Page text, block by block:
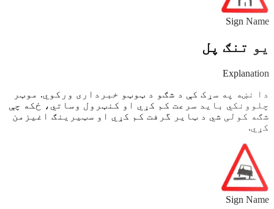
Sign Name
یو تنګ پل
Explanation
دا نښه په سړک کې د شګو د ټوټو خبرداری ورکوي. موټر
چلوونکي باید سرعت کم کړي او کنټرول وساتي، ځکه چې
شګه کولی شي د ټایر گرفت کم کړي او سټیرینګ اغیزمن
کړي.
Sign Name